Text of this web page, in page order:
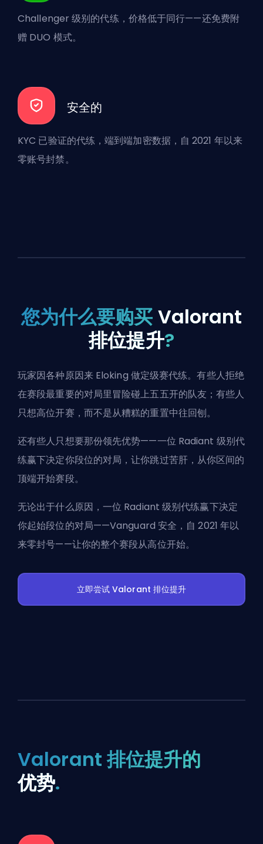
Challenger 级别的代练，价格低于同行——还免费附
赠 DUO 模式。
安全的
KYC 已验证的代练，端到端加密数据，自 2021 年以来
零账号封禁。
您为什么要购买 Valorant
排位提升?
玩家因各种原因来 Eloking 做定级赛代练。有些人拒绝
在赛段最重要的对局里冒险碰上五五开的队友；有些人
只想高位开赛，而不是从糟糕的重置中往回刨。
还有些人只想要那份领先优势——一位 Radiant 级别代
练赢下决定你段位的对局，让你跳过苦肝，从你区间的
顶端开始赛段。
无论出于什么原因，一位 Radiant 级别代练赢下决定
你起始段位的对局——Vanguard 安全，自 2021 年以
来零封号——让你的整个赛段从高位开始。
立即尝试 Valorant 排位提升
Valorant 排位提升的
优势.